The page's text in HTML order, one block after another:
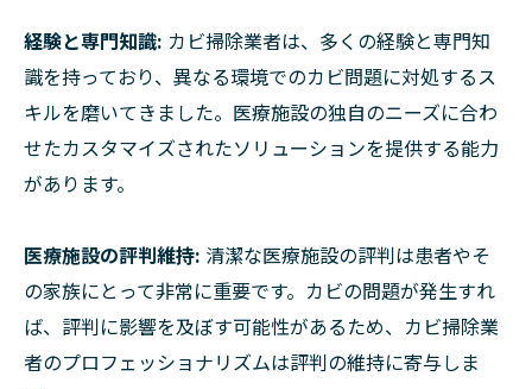
経験と専門知識: カビ掃除業者は、多くの経験と専門知
識を持っており、異なる環境でのカビ問題に対処するス
キルを磨いてきました。医療施設の独自のニーズに合わ
せたカスタマイズされたソリューションを提供する能力
があります。
医療施設の評判維持: 清潔な医療施設の評判は患者やそ
の家族にとって非常に重要です。カビの問題が発生すれ
ば、評判に影響を及ぼす可能性があるため、カビ掃除業
者のプロフェッショナリズムは評判の維持に寄与しま